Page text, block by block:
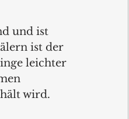
und ist
ist der
leichter
wird.